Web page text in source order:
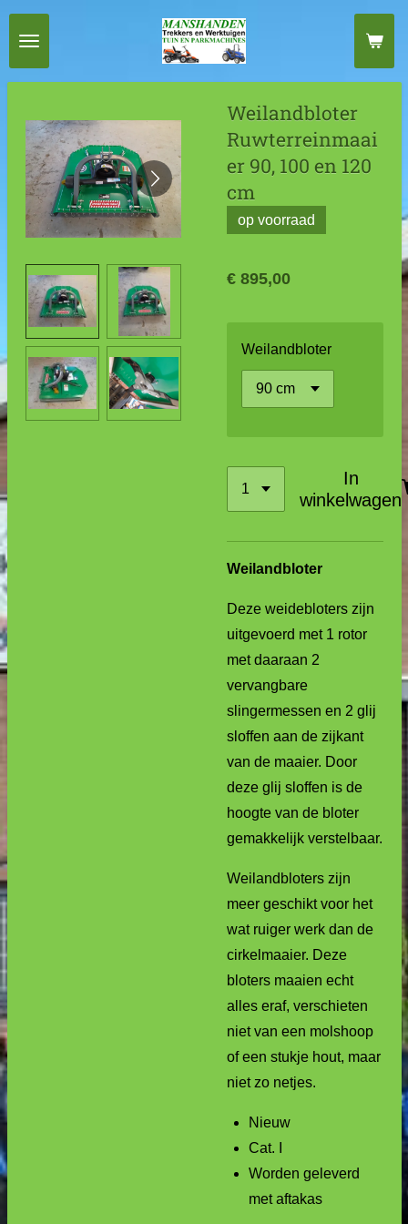
Ga
direct
naar
hoofdinhoud
Weilandbloter
Ruwterreinmaai
er 90, 100 en 120
cm
op voorraad
€ 895,00
Weilandbloter
In
winkelwagen
Weilandbloter
Deze weidebloters zijn
uitgevoerd met 1 rotor
met daaraan 2
vervangbare
slingermessen en 2 glij
sloffen aan de zijkant
van de maaier. Door
deze glij sloffen is de
hoogte van de bloter
gemakkelijk verstelbaar.
Weilandbloters zijn
meer geschikt voor het
wat ruiger werk dan de
cirkelmaaier. Deze
bloters maaien echt
alles eraf, verschieten
niet van een molshoop
of een stukje hout, maar
niet zo netjes.
Nieuw
Cat. I
Worden geleverd
met aftakas